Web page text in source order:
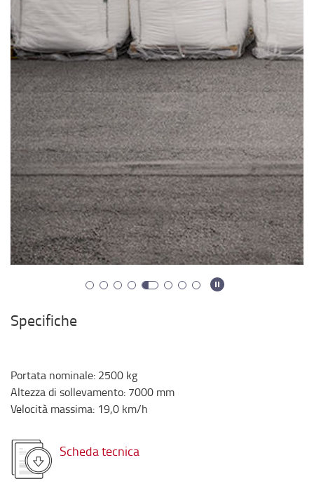
Specifiche
Portata nominale: 2500 kg
Altezza di sollevamento: 7000 mm
Velocità massima: 19,0 km/h
Scheda tecnica